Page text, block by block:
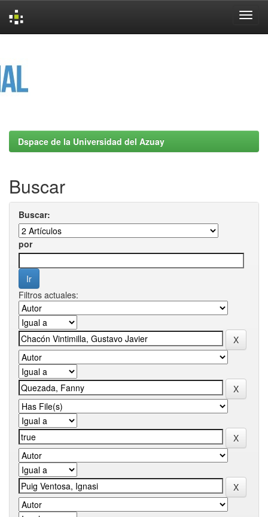
Dspace de la Universidad del Azuay
Buscar
Buscar:
por
Filtros actuales: